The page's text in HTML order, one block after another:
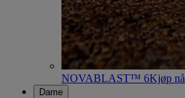
NOVABLAST™ 6Kjøp nå
Dame